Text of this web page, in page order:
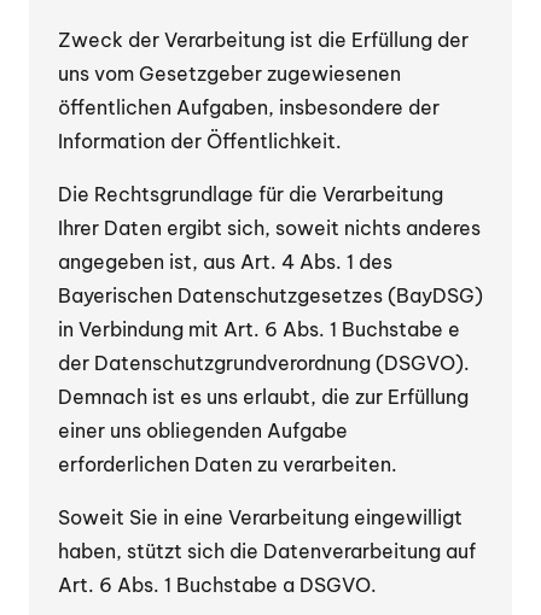
Zweck der Verarbeitung ist die Erfüllung der
uns vom Gesetzgeber zugewiesenen
öffentlichen Aufgaben, insbesondere der
Information der Öffentlichkeit.
Die Rechtsgrundlage für die Verarbeitung
Ihrer Daten ergibt sich, soweit nichts anderes
angegeben ist, aus Art. 4 Abs. 1 des
Bayerischen Datenschutzgesetzes (BayDSG)
in Verbindung mit Art. 6 Abs. 1 Buchstabe e
der Datenschutzgrundverordnung (DSGVO).
Demnach ist es uns erlaubt, die zur Erfüllung
einer uns obliegenden Aufgabe
erforderlichen Daten zu verarbeiten.
Soweit Sie in eine Verarbeitung eingewilligt
haben, stützt sich die Datenverarbeitung auf
Art. 6 Abs. 1 Buchstabe a DSGVO.